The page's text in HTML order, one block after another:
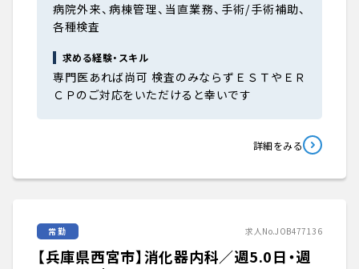
病院外来、病棟管理、当直業務、手術/手術補助、
各種検査
求める経験・スキル
専門医あれば尚可 検査のみならずＥＳＴやＥＲ
ＣＰのご対応をいただけると幸いです
詳細をみる
常勤 求人No.JOB477136
【兵庫県西宮市】消化器内科／週5.0日・週